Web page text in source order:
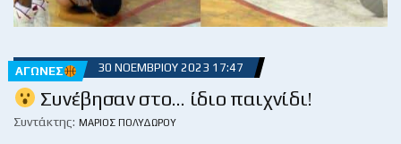
ΑΓΏΝΕΣ 30 ΝΟΕΜΒΡΊΟΥ 2023 17:47
Συνέβησαν στο… ίδιο παιχνίδι!
Συντάκτης: ΜΆΡΙΟΣ ΠΟΛΥΔΏΡΟΥ